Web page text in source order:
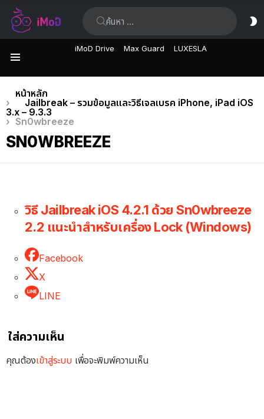
iMoD Drive Max Guard LUXESLA
คุณอยู่ที่นี่:
หน้าหลัก
Jailbreak – รวมข้อมูลและวิธีเจลเบรค iPhone, iPad iOS
3.x – 9.3.3
Sn0wbreeze
SN0WBREEZE
วิธี Jailbreak iOS 4.2.1 ด้วย Sn0wbreeze
2.2 แนะนำสำหรับเครื่อง Lock (Windows)
Facebook
X
LINE
ใส่ความเห็น
คุณต้องเข้าสู่ระบบเพื่อจะพิมพ์ความเห็น